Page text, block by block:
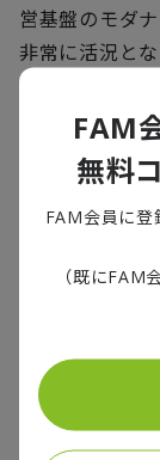
営基盤のモダ
非常に活況とな
を既存領域か
技術領域は規
ンマを抱えてい
とはいえ、若
ンスに張り付
する可能性が
えることは必
的とした一般
主催の「
ロジェクト」
FAM
無料
FAM会員に
（既にFAM